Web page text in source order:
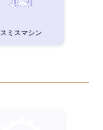
スミスマシン